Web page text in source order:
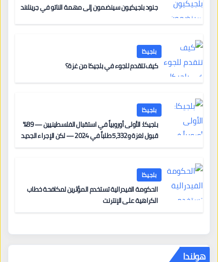
جنود بلجيكيون سينضمون إلى مهمة الناتو في جرينلاند
بلجيكا
كيف تتقدم للجوء في بلجيكا من غزة؟
بلجيكا
بلجيكا: الأولى أوروبياً في استقبال الفلسطينيين — 89%
قبول لغزة و5,332 طلباً في 2024 — لكن الإجراء الجديد
بلجيكا
الحكومة الفيدرالية تستخدم المؤثرين لمكافحة خطاب
الكراهية على الإنترنت
هولندا